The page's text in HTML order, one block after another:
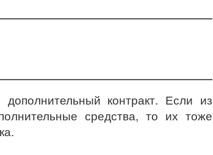
контракт. Если из
средства, то их тоже